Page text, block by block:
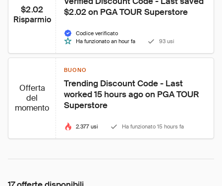
$2.02
Risparmio
$2.02 on PGA TOUR Superstore
Codice verificato
Ha funzionato an hour fa
93 usi
Offerta
del
momento
BUONO
Trending Discount Code - Last
worked 15 hours ago on PGA TOUR
Superstore
2.377 usi Ha funzionato 15 hours fa